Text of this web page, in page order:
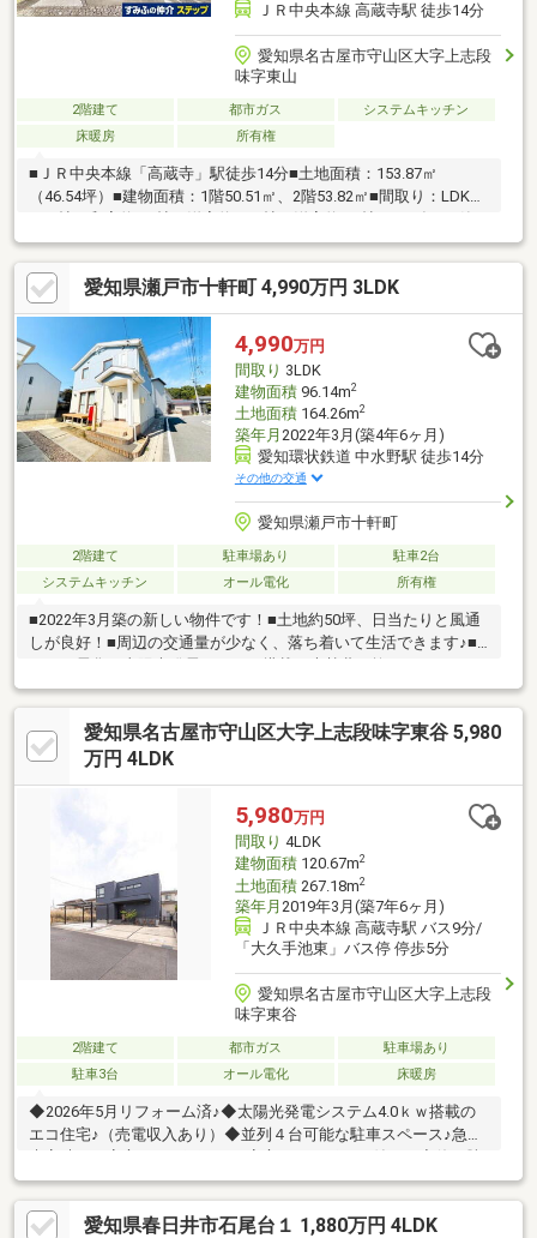
ＪＲ中央本線 高蔵寺駅 徒歩14分
愛知県名古屋市守山区大字上志段
味字東山
2階建て 都市ガス
システムキッチン
床暖房
所有権
■ＪＲ中央本線「高蔵寺」駅徒歩14分■土地面積：153.87㎡
（46.54坪）■建物面積：1階50.51㎡、2階53.82㎡■間取り：LDK約
間口：約7.2ｍ■道路幅員：約6.0ｍ【ライフインフォメーショ
ン】・上志段味小学校まで約930m（徒歩12分）・上志段味中学校
まで約2360m（徒歩30分）・セブンイレブン名古屋東谷橋南店ま
で約440m（徒歩6分）・スーパーマーケットバロー志段味店まで
約510m（徒歩7分）・コストコホールセール守山倉庫店まで約
1460m（徒歩19分）・ウエルシア名古屋上志段味店まで約
230m（徒歩3分）
愛知県瀬戸市十軒町 4,990万円 3LDK
4,990万円
間取り 3LDK
建物面積96.14m2
土地面積164.26m2
築年月 2022年3月(築4年6ヶ月)
愛知環状鉄道 中水野駅 徒歩14分
その他の交通
愛知県瀬戸市十軒町
2階建て 駐車場あり
駐車2台
システムキッチン
オール電化 所有権
■2022年3月築の新しい物件です！■土地約50坪、日当たりと風通
しが良好！■周辺の交通量が少なく、落ち着いて生活できます♪■
オール電化、太陽光発電システム搭載！光熱費が抑えられます
◎■全居室に収納スペースがあり、WIC、階段下収納完備のため部
屋をきれいに保てます！■LDK18帖以上、吹き抜けがあるため室内
を広々と感じられます！■ウッドデッキがついており、洗濯物を
干しやセカンドリビングとして活用可能☆＝＝＝＝Life
愛知県名古屋市守山区大字上志段味字東谷 5,980
万円 4LDK
5,980万円
間取り 4LDK
建物面積120.67m2
土地面積267.18m2
築年月 2019年3月(築7年6ヶ月)
ＪＲ中央本線 高蔵寺駅 バス9分/
「大久手池東」バス停 停歩5分
愛知県名古屋市守山区大字上志段
味字東谷
2階建て 都市ガス
駐車場あり
駐車3台
オール電化 床暖房
◆2026年5月リフォーム済♪◆太陽光発電システム4.0ｋｗ搭載の
エコ住宅♪（売電収入あり）◆並列４台可能な駐車スペース♪急な
手を考えた開放感のある19.5帖のLDK♪◆収納スペース・作業スペ
ースが広いキッチンは家族でお料理する際もスムーズです♪◆
様々な用途に利用可能な和室あり♪お子様の遊び場やお昼寝場とし
愛知県春日井市石尾台１ 1,880万円 4LDK